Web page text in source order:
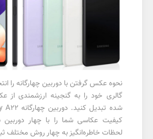
نحوه عکس گرفتن با دوربین چهارگانه را
گالری خود را به گنجینه ارزشمندی
کیفیت عکاسی شما را با چهار دوربین
لحظات خاطره‌انگیز به چهار روش مختلف